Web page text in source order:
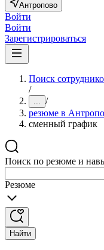
Антропово
Войти
Войти
Зарегистрироваться
Поиск
/
... /
резюме в
сменный график
Поиск по резюме и
Резюме
Найти